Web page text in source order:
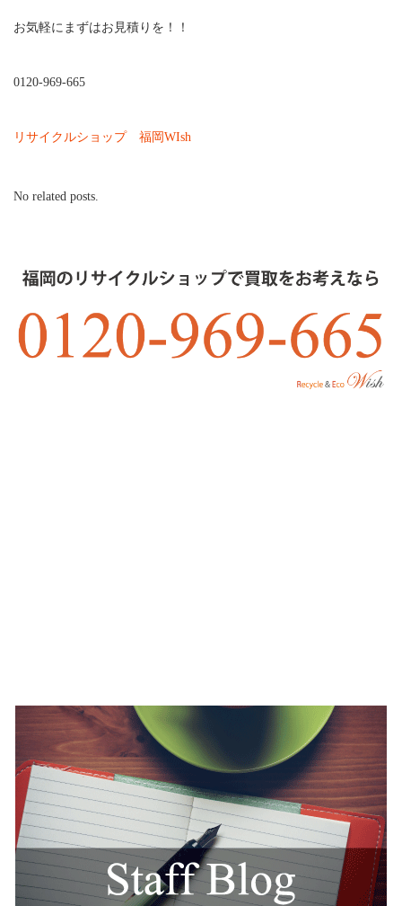
お気軽にまずはお見積りを！！
0120-969-665
リサイクルショップ 福岡WIsh
No related posts.
HOME